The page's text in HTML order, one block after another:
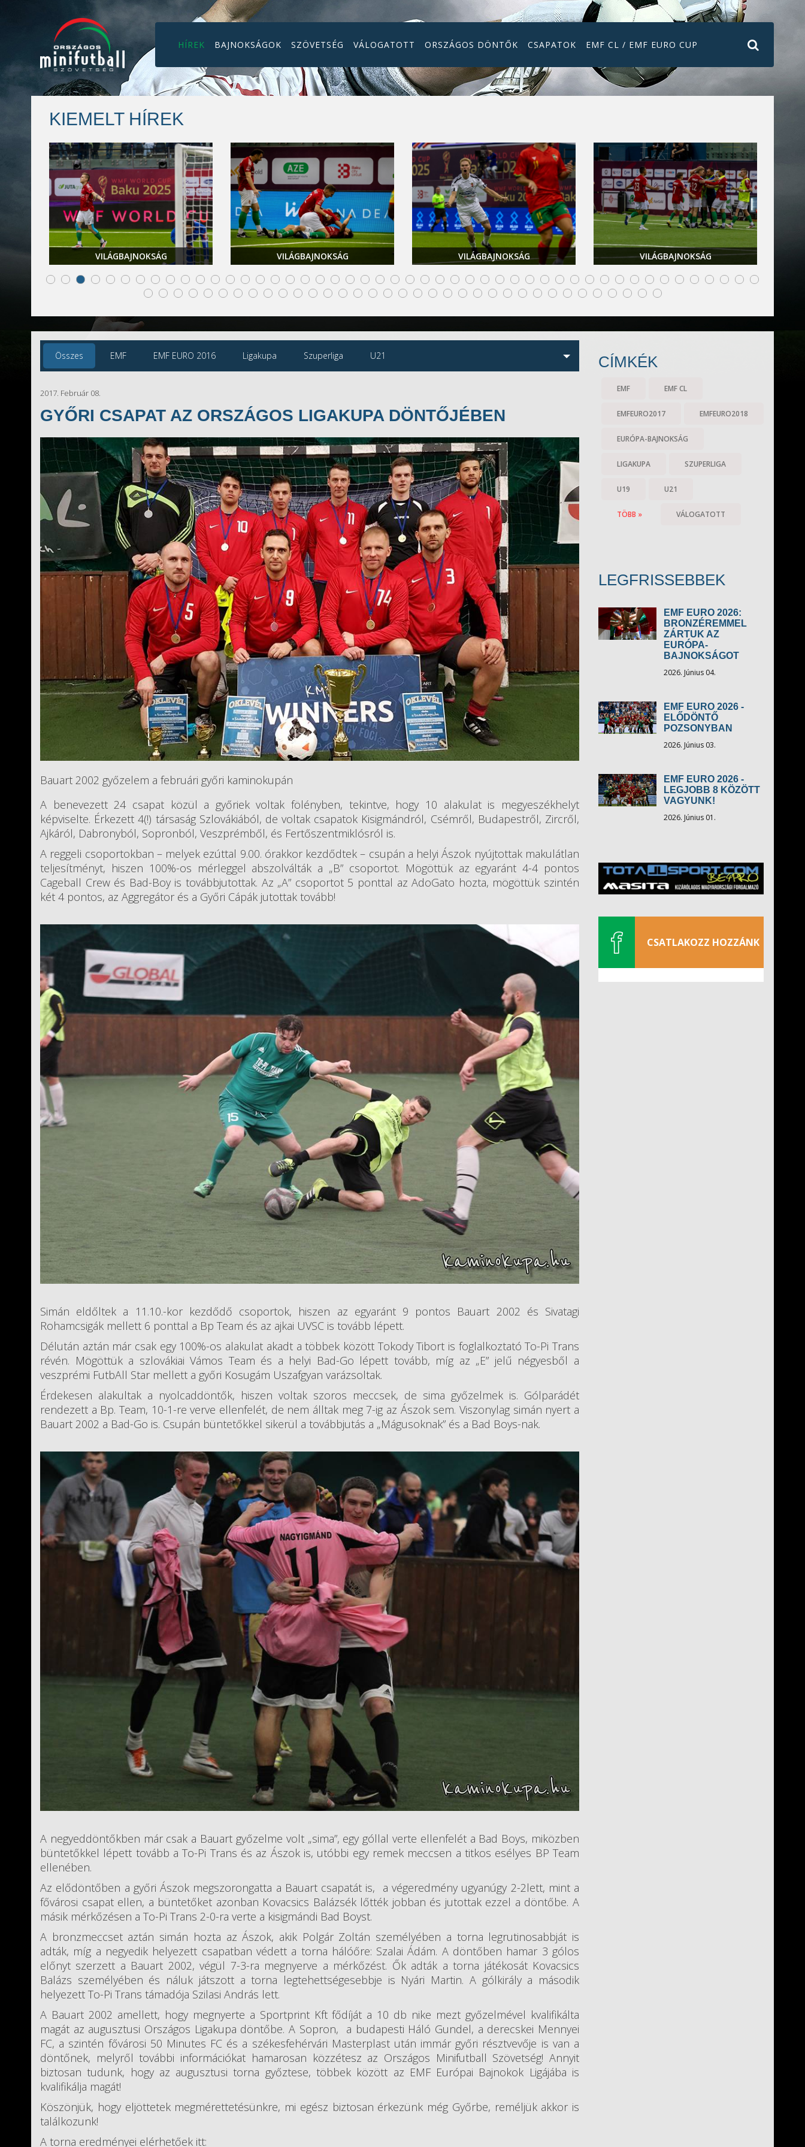
HÍREK BAJNOKSÁGOK SZÖVETSÉG VÁLOGATOTT ORSZÁGOS DÖNTŐK CSAPATOK EMF CL / EMF EURO CUP
KIEMELT HÍREK
VILÁGBAJNOKSÁG VILÁGBAJNOKSÁG VILÁGBAJNOKSÁG VILÁGBAJNOKSÁG
Összes EMF EMF EURO 2016 Ligakupa Szuperliga U21
2017. Február 08.
GYŐRI CSAPAT AZ ORSZÁGOS LIGAKUPA DÖNTŐJÉBEN
Bauart 2002 győzelem a februári győri kaminokupán
A benevezett 24 csapat közül a győriek voltak fölényben, tekintve, hogy 10 alakulat is megyeszékhelyt
képviselte. Érkezett 4(!) társaság Szlovákiából, de voltak csapatok Kisigmándról, Csémről, Budapestről, Zircről,
Ajkáról, Dabronyból, Sopronból, Veszprémből, és Fertőszentmiklósról is.
A reggeli csoportokban – melyek ezúttal 9.00. órakkor kezdődtek – csupán a helyi Ászok nyújtottak makulátlan
teljesítményt, hiszen 100%-os mérleggel abszolválták a „B” csoportot. Mögöttük az egyaránt 4-4 pontos
Cageball Crew és Bad-Boy is továbbjutottak. Az „A” csoportot 5 ponttal az AdoGato hozta, mögöttük szintén
két 4 pontos, az Aggregátor és a Győri Cápák jutottak tovább!
Simán eldőltek a 11.10.-kor kezdődő csoportok, hiszen az egyaránt 9 pontos Bauart 2002 és Sivatagi
Rohamcsigák mellett 6 ponttal a Bp Team és az ajkai UVSC is tovább lépett.
Délután aztán már csak egy 100%-os alakulat akadt a többek között Tokody Tibort is foglalkoztató To-Pi Trans
révén. Mögöttük a szlovákiai Vámos Team és a helyi Bad-Go lépett tovább, míg az „E” jelű négyesből a
veszprémi FutbAll Star mellett a győri Kosugám Uszafgyan varázsoltak.
Érdekesen alakultak a nyolcaddöntők, hiszen voltak szoros meccsek, de sima győzelmek is. Gólparádét
rendezett a Bp. Team, 10-1-re verve ellenfelét, de nem álltak meg 7-ig az Ászok sem. Viszonylag simán nyert a
Bauart 2002 a Bad-Go is. Csupán büntetőkkel sikerül a továbbjutás a „Mágusoknak” és a Bad Boys-nak.
A negyeddöntőkben már csak a Bauart győzelme volt „sima”, egy góllal verte ellenfelét a Bad Boys, miközben
büntetőkkel lépett tovább a To-Pi Trans és az Ászok is, utóbbi egy remek meccsen a titkos esélyes BP Team
ellenében.
Az elődöntőben a győri Ászok megszorongatta a Bauart csapatát is, a végeredmény ugyanúgy 2-2lett, mint a
fővárosi csapat ellen, a büntetőket azonban Kovacsics Balázsék lőtték jobban és jutottak ezzel a döntőbe. A
másik mérkőzésen a To-Pi Trans 2-0-ra verte a kisigmándi Bad Boyst.
A bronzmeccset aztán simán hozta az Ászok, akik Polgár Zoltán személyében a torna legrutinosabbját is
adták, míg a negyedik helyezett csapatban védett a torna hálóőre: Szalai Ádám. A döntőben hamar 3 gólos
előnyt szerzett a Bauart 2002, végül 7-3-ra megnyerve a mérkőzést. Ők adták a torna játékosát Kovacsics
Balázs személyében és náluk játszott a torna legtehettségesebbje is Nyári Martin. A gólkirály a második
helyezett To-Pi Trans támadója Szilasi András lett.
A Bauart 2002 amellett, hogy megnyerte a Sportprint Kft fődíját a 10 db nike mezt győzelmével kvalifikálta
magát az augusztusi Országos Ligakupa döntőbe. A Sopron, a budapesti Háló Gundel, a derecskei Mennyei
FC, a szintén fővárosi 50 Minutes FC és a székesfehérvári Masterplast után immár győri résztvevője is van a
döntőnek, melyről további információkat hamarosan közzétesz az Országos Minifutball Szövetség! Annyit
biztosan tudunk, hogy az augusztusi torna győztese, többek között az EMF Európai Bajnokok Ligájába is
kvalifikálja magát!
Köszönjük, hogy eljöttetek megmérettetésünkre, mi egész biztosan érkezünk még Győrbe, reméljük akkor is
találkozunk!
A torna eredményei elérhetőek itt:
CÍMKÉK
EMF EMF CL
EMFEURO2017 EMFEURO2018
EURÓPA-BAJNOKSÁG
LIGAKUPA SZUPERLIGA
U19 U21
VÁLOGATOTT
TÖBB »
LEGFRISSEBBEK
EMF EURO 2026:
BRONZÉREMMEL
ZÁRTUK AZ
EURÓPA-
BAJNOKSÁGOT
2026. Június 04.
EMF EURO 2026 -
ELŐDÖNTŐ
POZSONYBAN
2026. Június 03.
EMF EURO 2026 -
LEGJOBB 8 KÖZÖTT
VAGYUNK!
2026. Június 01.
CSATLAKOZZ HOZZÁNK